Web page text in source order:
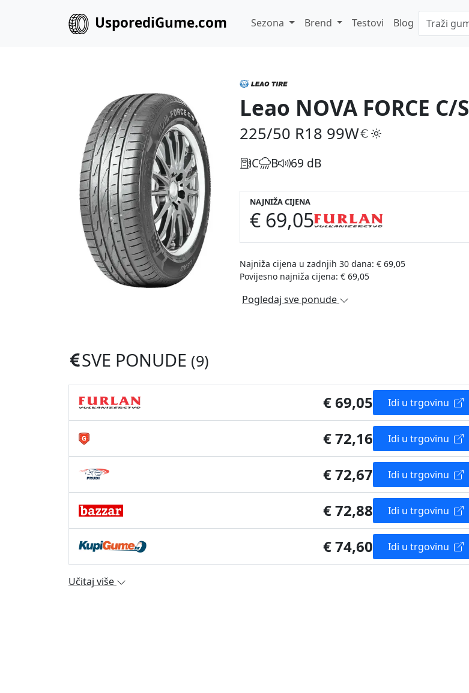
UsporediGume.com Sezona Brend Testovi Blog
Leao NOVA FORCE C/S
225/50 R18 99W
C B 69 dB
NAJNIŽA CIJENA
€ 69,05
Najniža cijena u zadnjih 30 dana: € 69,05
Povijesno najniža cijena: € 69,05
Pogledaj sve ponude
SVE PONUDE (9)
€ 69,05 Idi u trgovinu
€ 72,16 Idi u trgovinu
€ 72,67 Idi u trgovinu
€ 72,88 Idi u trgovinu
€ 74,60 Idi u trgovinu
Učitaj više